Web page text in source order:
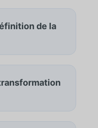
de la